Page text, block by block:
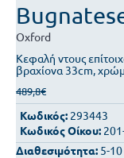
Oxford
Κεφαλή ντους
βραχίονα 33cm,
489,8€
Κωδικός: 293443
Κωδικός Οίκου:
Διαθεσιμότητα: 5-